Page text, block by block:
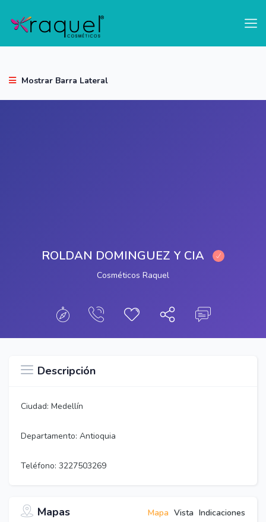
Mostrar Barra Lateral
ROLDAN DOMINGUEZ Y CIA
Cosméticos Raquel
Descripción
Ciudad: Medellín
Departamento: Antioquia
Teléfono: 3227503269
Mapas Mapa Vista Indicaciones